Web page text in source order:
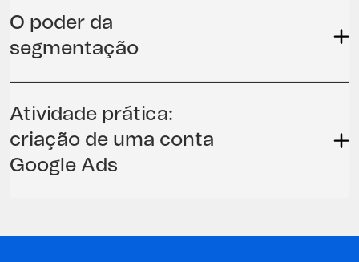
O poder da
segmentação
Atividade prática:
criação de uma conta
Google Ads